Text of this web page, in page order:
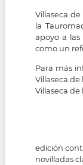
Villaseca
la
apoyo a las
como un
Para más
Villaseca de
Villaseca de
edición
novilladas